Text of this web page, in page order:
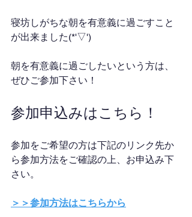
寝坊しがちな朝を有意義に過ごすこと
が出来ました(*'▽')
朝を有意義に過ごしたいという方は、
ぜひご参加下さい！
参加申込みはこちら！
参加をご希望の方は下記のリンク先か
ら参加方法をご確認の上、お申込み下
さい。
＞＞参加方法はこちらから